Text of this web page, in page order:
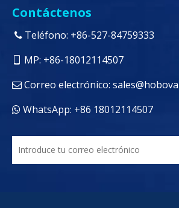
Contáctenos
 Teléfono: +86-527-84759333
 MP: +86-18012114507
 Correo electrónico:
 WhatsApp: +86 18012114507